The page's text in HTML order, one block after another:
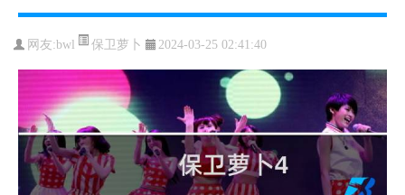
网友:bwl 保卫萝卜 2024-03-25 02:41:40